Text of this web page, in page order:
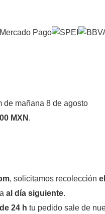
de mañana 8 de agosto
MXN .
, solicitamos recolección
al día siguiente.
24 h tu pedido sale de